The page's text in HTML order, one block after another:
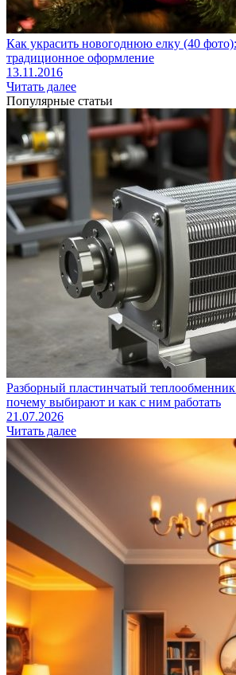
Как украсить новогоднюю елку (40
традиционное оформление
13.11.2016
Читать далее
Популярные статьи
Разборный пластинчатый
почему выбирают и как с ним работать
21.07.2026
Читать далее